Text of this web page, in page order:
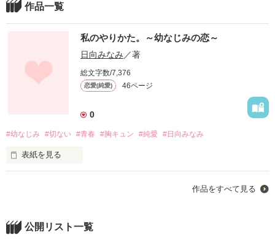
作品一覧
私のやりかた。～幼なじみの恋～
日向みなみ ／著
総文字数/7,376
恋愛(純愛) 46ページ
0
#幼なじみ #切ない #青春 #胸キュン #純愛 #日向みなみ
表紙を見る
日向の気持ちが知りたいけど怖くて聞けない。 作品をすべて見る
公開リスト一覧